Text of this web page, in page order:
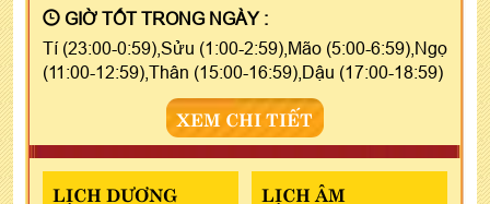
GIỜ TỐT TRONG NGÀY :
Tí (23:00-0:59),Sửu (1:00-2:59),Mão (5:00-6:59),Ngọ
(11:00-12:59),Thân (15:00-16:59),Dậu (17:00-18:59)
XEM CHI TIẾT
LỊCH DƯƠNG LỊCH ÂM